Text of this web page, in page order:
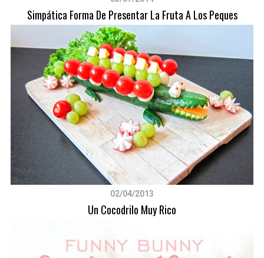
Simpática Forma De Presentar La Fruta A Los Peques
02/04/2013
Un Cocodrilo Muy Rico